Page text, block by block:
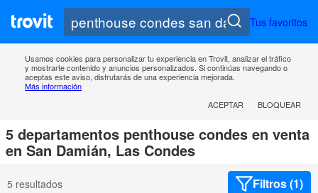
Tus favoritos
Usamos cookies para personalizar tu experiencia en Trovit, analizar el tráfico
y mostrarte contenido y anuncios personalizados. Si continúas navegando o
aceptas este aviso, disfrutarás de una experiencia mejorada.
Más información
ACEPTAR
BLOQUEAR
5 departamentos penthouse condes en venta
en San Damián, Las Condes
5 resultados Filtros (1)